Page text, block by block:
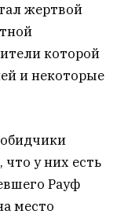
жертвой
которой
и некоторые
у них есть
Рауф
место